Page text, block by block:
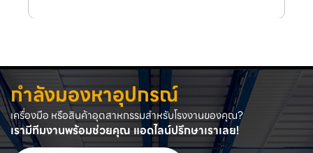
กำลังมองหาอุปกรณ์
เครื่องมือ หรือสินค้าอุตสาหกรรมสำหรับโรงงานของคุณ?
เรามีทีมงานพร้อมช่วยคุณ แอดไลน์ปรึกษาเราเลย!